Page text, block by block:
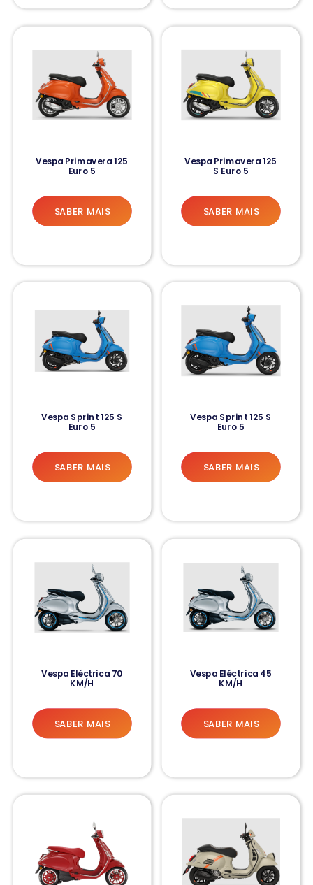
Vespa Primavera 125
Euro 5
SABER MAIS
Vespa Primavera 125
S Euro 5
SABER MAIS
Vespa Sprint 125 S
Euro 5
SABER MAIS
Vespa Sprint 125 S
Euro 5
SABER MAIS
Vespa Eléctrica 70
KM/H
SABER MAIS
Vespa Eléctrica 45
KM/H
SABER MAIS